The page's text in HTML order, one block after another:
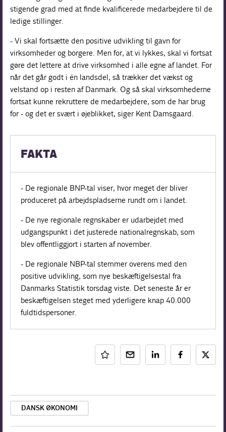
stigende grad med at finde kvalificerede medarbejdere til de
ledige stillinger.
- Vi skal fortsætte den positive udvikling til gavn for
virksomheder og borgere. Men for, at vi lykkes, skal vi fortsat
gøre det lettere at drive virksomhed i alle egne af landet. For
når det går godt i én landsdel, så trækker det vækst og
velstand op i resten af Danmark. Og så skal virksomhederne
fortsat kunne rekruttere de medarbejdere, som de har brug
for - og det er svært i øjeblikket, siger Kent Damsgaard.
FAKTA
- De regionale BNP-tal viser, hvor meget der bliver
produceret på arbejdspladserne rundt om i landet.
- De nye regionale regnskaber er udarbejdet med
udgangspunkt i det justerede nationalregnskab, som
blev offentliggjort i starten af november.
- De regionale NBP-tal stemmer overens med den
positive udvikling, som nye beskæftigelsestal fra
Danmarks Statistik torsdag viste. Det seneste år er
beskæftigelsen steget med yderligere knap 40.000
fuldtidspersoner.
DANSK ØKONOMI